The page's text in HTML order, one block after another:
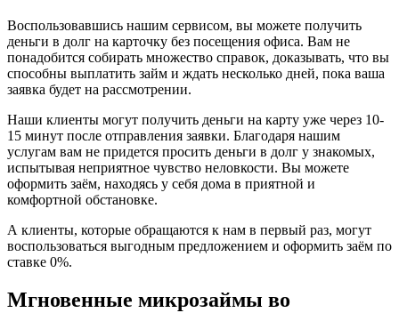
Воспользовавшись нашим сервисом, вы можете получить
деньги в долг на карточку без посещения офиса. Вам не
понадобится собирать множество справок, доказывать, что вы
способны выплатить займ и ждать несколько дней, пока ваша
заявка будет на рассмотрении.
Наши клиенты могут получить деньги на карту уже через 10-
15 минут после отправления заявки. Благодаря нашим
услугам вам не придется просить деньги в долг у знакомых,
испытывая неприятное чувство неловкости. Вы можете
оформить заём, находясь у себя дома в приятной и
комфортной обстановке.
А клиенты, которые обращаются к нам в первый раз, могут
воспользоваться выгодным предложением и оформить заём по
ставке 0%.
Мгновенные микрозаймы во